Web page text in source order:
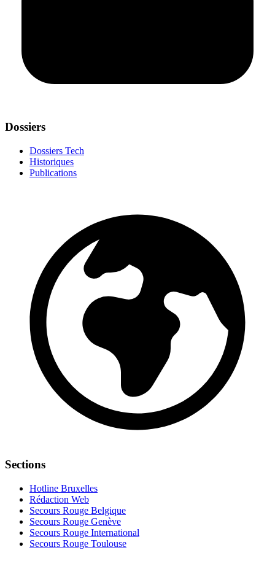
Dossiers
Dossiers Tech
Historiques
Publications
Sections
Hotline Bruxelles
Rédaction Web
Secours Rouge Belgique
Secours Rouge Genève
Secours Rouge International
Secours Rouge Toulouse